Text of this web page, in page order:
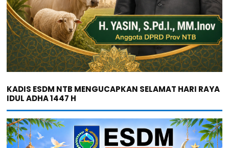
KADIS ESDM NTB MENGUCAPKAN SELAMAT HARI RAYA
IDUL ADHA 1447 H